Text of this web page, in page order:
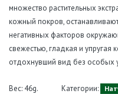
множество растительных
кожный покров,
негативных факторов
свежестью, гладкая и упругая
отдохнувший вид без особых
Вес: 46g. Категории: